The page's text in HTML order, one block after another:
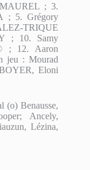
; 3.
; 5. Grégory
TRIQUE
; 10. Samy
; 12. Aaron
jeu : Mourad
Eloni
(o) Benausse,
Ancely,
Lézina,